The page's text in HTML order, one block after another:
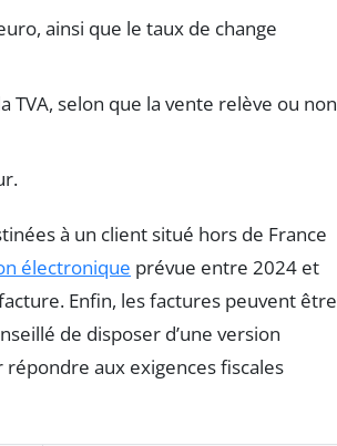
ainsi que le taux de change
TVA, selon que la vente relève ou non
à un client situé hors de France
électronique prévue entre 2024 et
Enfin, les factures peuvent être
de disposer d’une version
aux exigences fiscales